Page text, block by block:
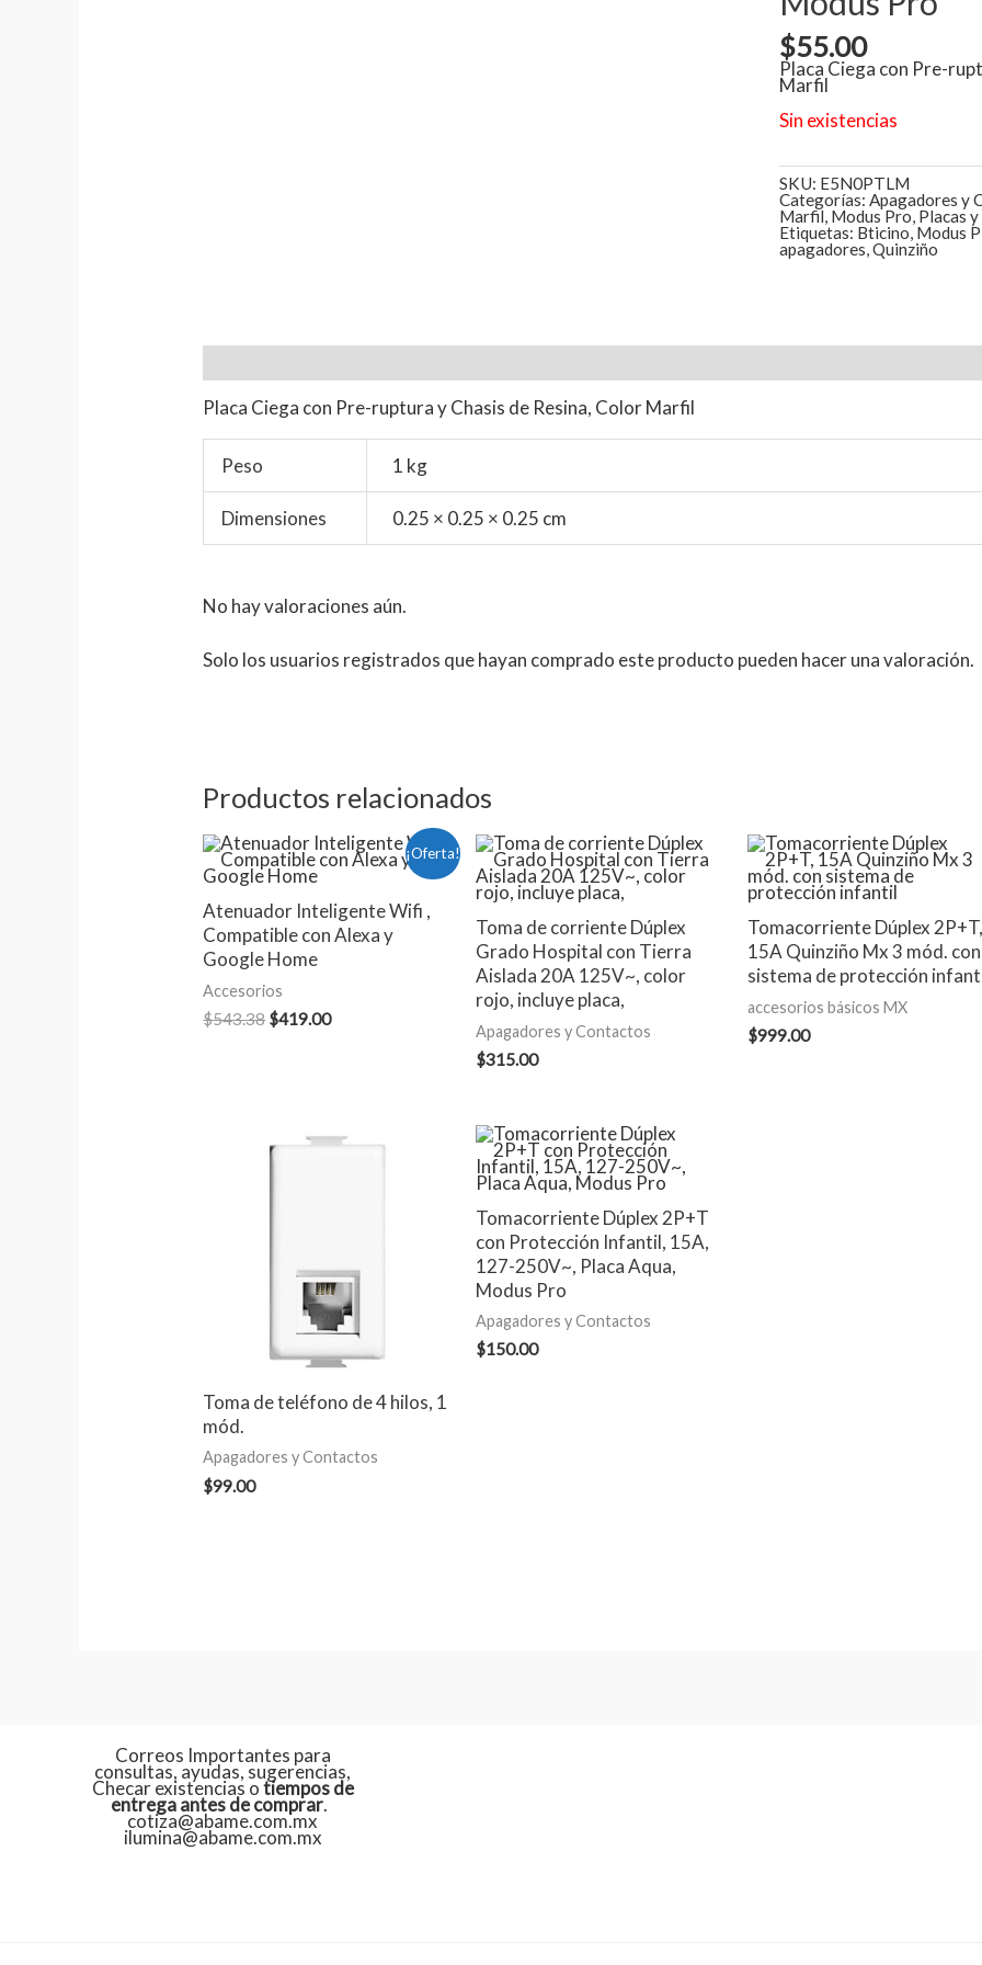
$55.00
Placa Ciega con Pre-
Marfil
Sin existencias
SKU: E5N0PTLM
Categorías: Apagadores y
Marfil, Modus Pro, Placas
Etiquetas: Bticino, Modus
apagadores,Quinziño
Placa Ciega con Pre-ruptura y Chasis de Resina, Color Marfil
Peso 1 kg
Dimensiones 0.25 × 0.25 × 0.25 cm
No hay valoraciones aún.
Solo los usuarios registrados que hayan comprado este producto pueden hacer una valoración.
Productos relacionados
¡Oferta!
Atenuador Inteligente Wifi ,
Compatible con Alexa y
Google Home
Accesorios
$543.38
El
precio
original
era:
$543.38.
$419.00
El
precio
es:
$419.00.
Toma de corriente Dúplex
Grado Hospital con Tierra
Aislada 20A 125V~, color
rojo, incluye placa,
Apagadores y Contactos
$315.00
Tomacorriente Dúplex 2P+T,
15A Quinziño Mx 3 mód. con
sistema de protección
accesorios básicos MX
$999.00
Toma de teléfono de 4 hilos, 1
mód.
Apagadores y Contactos
$99.00
Tomacorriente Dúplex 2P+T
con Protección Infantil, 15A,
127-250V~, Placa Aqua,
Modus Pro
Apagadores y Contactos
$150.00
Correos Importantes para
consultas, ayudas, sugerencias,
Checar existencias otiempos de
entrega antes de comprar.
cotiza@abame.com.mx
ilumina@abame.com.mx